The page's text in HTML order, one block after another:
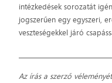
intézkedések sorozatát
jogszerűen egy egyszeri,
veszteségekkel járó
Az írás a szerző